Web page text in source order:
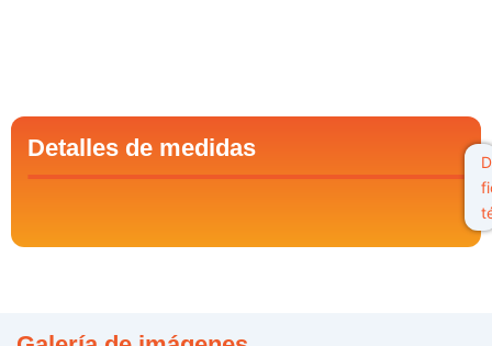
Detalles de medidas